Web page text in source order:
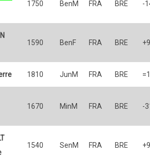
1750 BenM FRA BRE -
1590 BenF FRA BRE
1810 JunM FRA BRE
1670 MinM FRA BRE -
1540 SenM FRA BRE